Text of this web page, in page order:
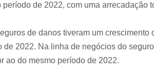
período de 2022, com uma arrecadação
de danos tiveram um
de 2022. Na linha de negócios do
ao do mesmo período de 2022.